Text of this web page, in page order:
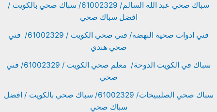
سباك صحي عبد الله السالم/ 61002329/ سباك صحي بالكويت /
افضل سباك صحي
فني ادوات صحية النهضة/ فني صحي الكويت / 61002329/ فني
صحي هندي
سباك في الكويت الدوحة/ معلم صحي الكويت / 61002329/ فني
صحي
سباك صحي الصليبيخات/ 61002329/ سباك صحي بالكويت / افضل
سباك صحي